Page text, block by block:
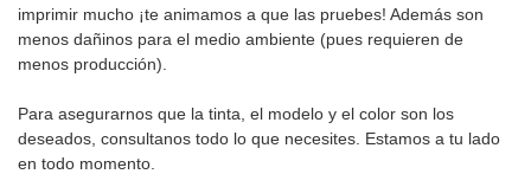
imprimir mucho ¡te animamos a que las pruebes! Además son
menos dañinos para el medio ambiente (pues requieren de
menos producción).
Para asegurarnos que la tinta, el modelo y el color son los
deseados, consultanos todo lo que necesites. Estamos a tu lado
en todo momento.